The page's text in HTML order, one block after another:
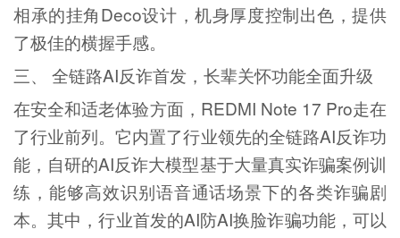
相承的挂角Deco设计，机身厚度控制出色，提供
了极佳的横握手感。
三、 全链路AI反诈首发，长辈关怀功能全面升级
在安全和适老体验方面，REDMI Note 17 Pro走在
了行业前列。它内置了行业领先的全链路AI反诈功
能，自研的AI反诈大模型基于大量真实诈骗案例训
练，能够高效识别语音通话场景下的各类诈骗剧
本。其中，行业首发的AI防AI换脸诈骗功能，可以